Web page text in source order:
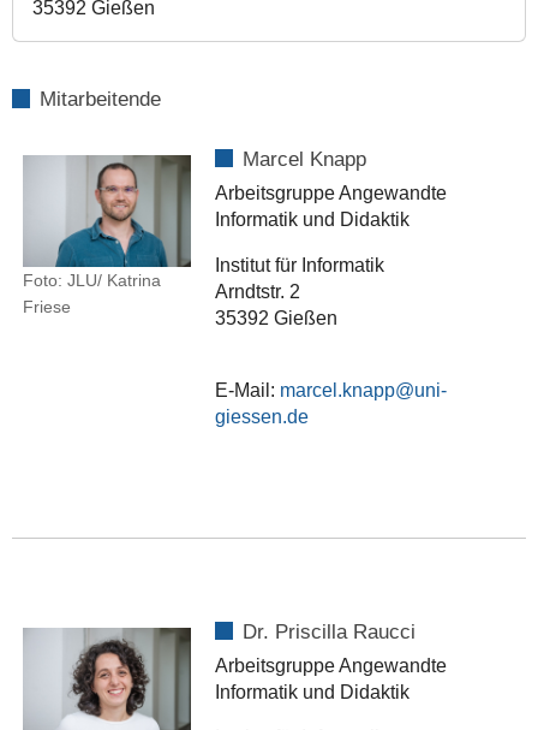
35392 Gießen
Mitarbeitende
Foto: JLU/ Katrina
Friese
Marcel Knapp
Arbeitsgruppe Angewandte
Informatik und Didaktik
Institut für Informatik
Arndtstr. 2
35392 Gießen
E-Mail: marcel.knapp
Dr. Priscilla Raucci
Arbeitsgruppe Angewandte
Informatik und Didaktik